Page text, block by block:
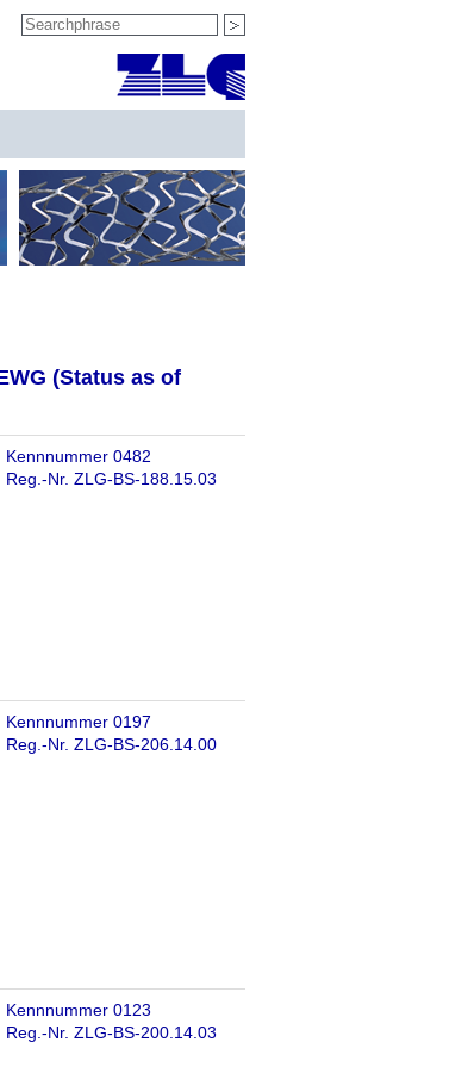
Searchphrase
start search
(Status as of
Kennnummer 0482
Reg.-Nr. ZLG-BS-188.15.03
Kennnummer 0197
Reg.-Nr. ZLG-BS-206.14.00
Kennnummer 0123
Reg.-Nr. ZLG-BS-200.14.03